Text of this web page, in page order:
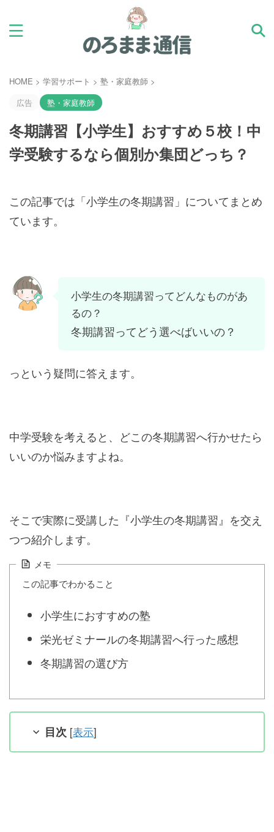
HOME > 学習サポート > 塾・家庭教師 >
広告
塾・家庭教師
冬期講習【小学生】おすすめ５校！中
学受験するなら個別か集団どっち？
この記事では「小学生の冬期講習」についてまとめ
ています。
小学生の冬期講習ってどんなものがあ
るの？
冬期講習ってどう選べばいいの？
っという疑問に答えます。
中学受験を考えると、どこの冬期講習へ行かせたら
いいのか悩みますよね。
そこで実際に受講した『小学生の冬期講習』を交え
つつ紹介します。
メモ
この記事でわかること
小学生におすすめの塾
栄光ゼミナールの冬期講習へ行った感想
冬期講習の選び方
目次 [表示]